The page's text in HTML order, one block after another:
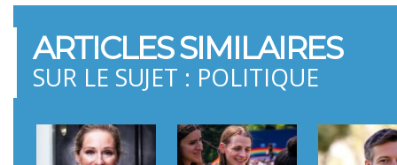
ARTICLES SIMILAIRES
SUR LE SUJET : POLITIQUE